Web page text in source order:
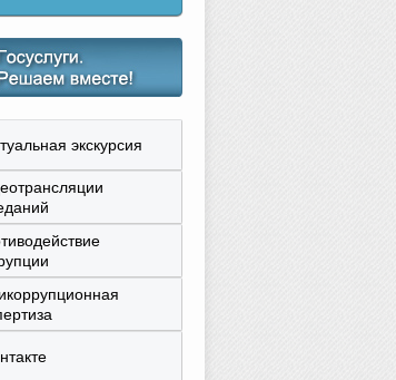
экскурсия